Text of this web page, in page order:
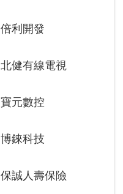
倍利開發
北健有線電視
寶元數控
博錸科技
保誠人壽保險